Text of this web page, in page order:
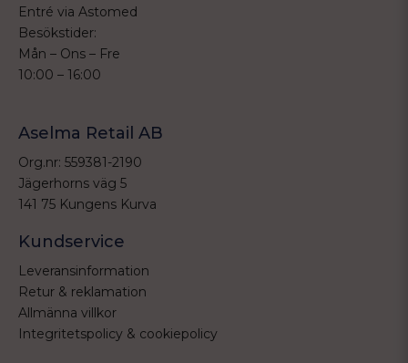
Entré via Astomed
Besökstider:
Mån – Ons – Fre
10:00 – 16:00
Aselma Retail AB
Org.nr: 559381-2190
Jägerhorns väg 5
141 75 Kungens Kurva
Kundservice
Leveransinformation
Retur & reklamation
Allmänna villkor
Integritetspolicy & cookiepolicy